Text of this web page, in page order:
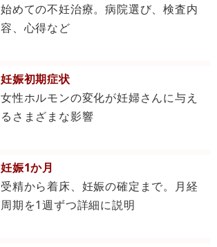
始めての不妊治療。病院選び、検査内
容、心得など
妊娠初期症状
女性ホルモンの変化が妊婦さんに与え
るさまざまな影響
妊娠1か月
受精から着床、妊娠の確定まで。月経
周期を1週ずつ詳細に説明